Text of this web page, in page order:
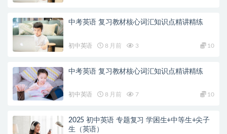
中考英语 复习教材核心词汇知识点精讲精练
初中英语 8 月前 3 10
中考英语 复习教材核心词汇知识点精讲精练
初中英语 8 月前 7 10
2025 初中英语 专题复习 学困生+中等生+尖子
生（英语）